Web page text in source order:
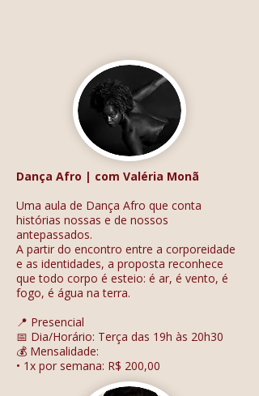
Dança Afro | com Valéria Monã
Uma aula de Dança Afro que conta
histórias nossas e de nossos
antepassados.
A partir do encontro entre a corporeidade
e as identidades, a proposta reconhece
que todo corpo é esteio: é ar, é vento, é
fogo, é água na terra.
📍 Presencial
📅 Dia/Horário: Terça das 19h às 20h30
💰 Mensalidade:
• 1x por semana: R$ 200,00